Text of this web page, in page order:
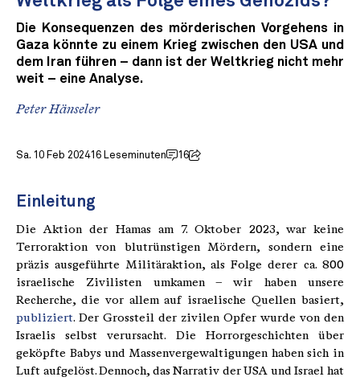
Die Konsequenzen des mörderischen Vorgehens in
Gaza könnte zu einem Krieg zwischen den USA und
dem Iran führen – dann ist der Weltkrieg nicht mehr
weit – eine Analyse.
Peter Hänseler
Sa. 10 Feb 202416 Leseminuten 16
Einleitung
Die Aktion der Hamas am 7. Oktober 2023, war keine
Terroraktion von blutrünstigen Mördern, sondern eine
präzis ausgeführte Militäraktion, als Folge derer ca. 800
israelische Zivilisten umkamen – wir haben unsere
Recherche, die vor allem auf israelische Quellen basiert,
publiziert. Der Grossteil der zivilen Opfer wurde von den
Israelis selbst verursacht. Die Horrorgeschichten über
geköpfte Babys und Massenvergewaltigungen haben sich in
Luft aufgelöst. Dennoch, das Narrativ der USA und Israel hat